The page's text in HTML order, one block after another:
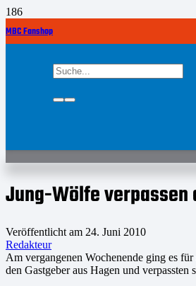
MBC Fanshop
Jung-Wölfe
Veröffentlicht am 24. Juni 2010
Redakteur
Am vergangenen Wochenende ging es
den Gastgeber aus Hagen und